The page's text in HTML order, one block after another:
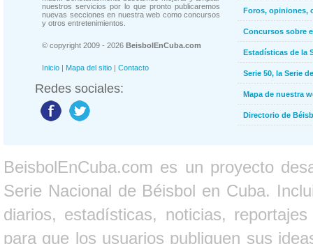
nuestros servicios por lo que pronto publicaremos
nuevas secciones en nuestra web como concursos
y otros entretenimientos.
© copyright 2009 - 2026 BeisbolEnCuba.com
Inicio | Mapa del sitio | Contacto
Redes sociales:
Foros, opiniones,
Concursos sobre
Estadísticas de la
Serie 50, la Serie
Mapa de nuestra
Directorio de
BeisbolEnCuba.com es un proyecto
Serie Nacional de Béisbol en Cuba.
diarios, estadísticas, noticias,
para que los usuarios publiquen sus